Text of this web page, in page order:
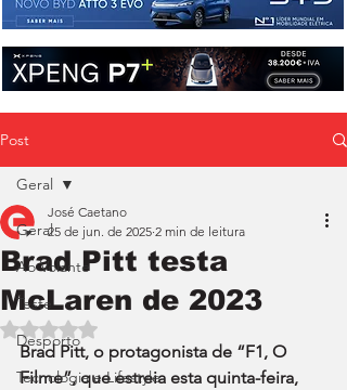
Post
Geral
Ao Volante
Teste
Desporto
Tecnologia e Lifestyle
Geral
Brad Pitt testa
McLaren de 2023
José Caetano
25 de jun. de 2025 2 min de leitura
Avaliado com NaN de 5 estrelas.
Brad Pitt, o protagonista de “F1, O
Filme”, que estreia esta quinta-feira,